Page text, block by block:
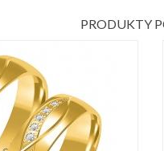
PRODUKTY